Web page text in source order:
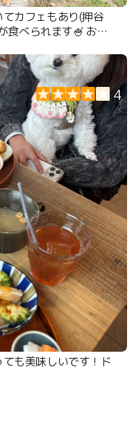
カフェもあり(押谷
られます🍧 お庭
してきました！
4
も美味しいです！ド